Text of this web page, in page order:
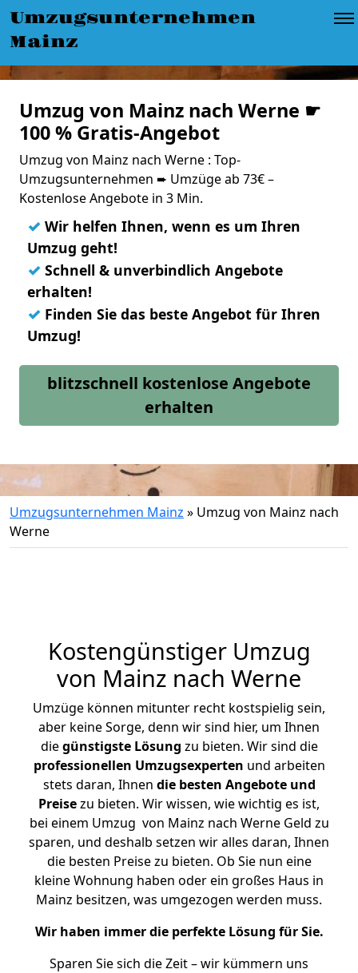
Umzugsunternehmen
Mainz
Umzug von Mainz nach Werne ☛
100 % Gratis-Angebot
Umzug von Mainz nach Werne : Top-
Umzugsunternehmen ➨ Umzüge ab 73€ –
Kostenlose Angebote in 3 Min.
✓ Wir helfen Ihnen, wenn es um Ihren
Umzug geht!
✓ Schnell & unverbindlich Angebote
erhalten!
✓ Finden Sie das beste Angebot für Ihren
Umzug!
blitzschnell kostenlose Angebote
erhalten
Umzugsunternehmen Mainz » Umzug von Mainz nach
Werne
Kostengünstiger Umzug
von Mainz nach Werne
Umzüge können mitunter recht kostspielig sein,
aber keine Sorge, denn wir sind hier, um Ihnen
diegünstigste Lösung zu bieten. Wir sind die
professionellen Umzugsexperten und arbeiten
stets daran, Ihnen die besten Angebote und
Preisezu bieten. Wir wissen, wie wichtig es ist,
bei einem Umzug von Mainz nach Werne Geld zu
sparen, und deshalb setzen wir alles daran, Ihnen
die besten Preise zu bieten. Ob Sie nun eine
kleine Wohnung haben oder ein großes Haus in
Mainz besitzen, was umgezogen werden muss.
Wir haben immer die perfekte Lösung für Sie.
Sparen Sie sich die Zeit – wir kümmern uns